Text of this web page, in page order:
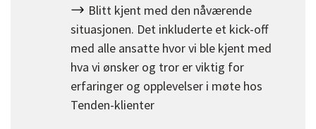
Blitt kjent med den nåværende
situasjonen. Det inkluderte et kick-off
med alle ansatte hvor vi ble kjent med
hva vi ønsker og tror er viktig for
erfaringer og opplevelser i møte hos
Tenden-klienter